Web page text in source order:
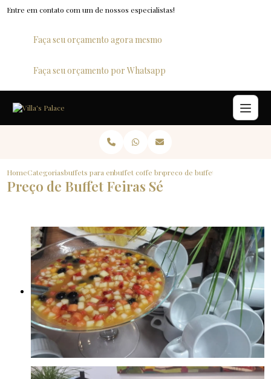
Entre em contato com um de nossos especialistas!
Faça seu orçamento agora mesmo
Faça seu orçamento por Whatsapp
HomeCategoriasbuffets para empresasbuffet coffe break para empresas
preco de buffet feiras se
Preço de Buffet Feiras Sé